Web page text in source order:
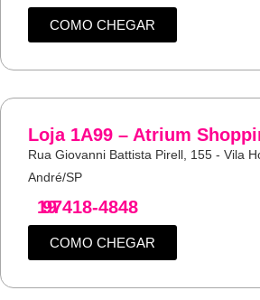
COMO CHEGAR
Loja 1A99 – Atrium
Rua Giovanni Battista Pirell, 155 - Vila
André/SP
19
97418-4848
COMO CHEGAR